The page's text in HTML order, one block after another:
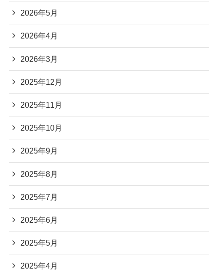
2026年5月
2026年4月
2026年3月
2025年12月
2025年11月
2025年10月
2025年9月
2025年8月
2025年7月
2025年6月
2025年5月
2025年4月